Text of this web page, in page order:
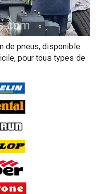
de pneus, disponible
pour tous types de